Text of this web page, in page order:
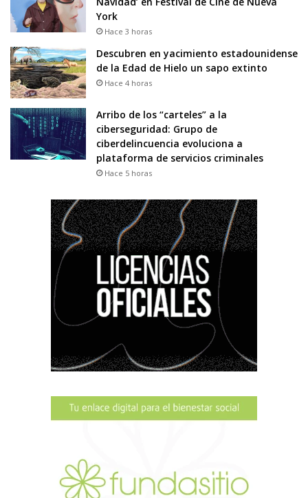
York
Hace 3 horas
Descubren en yacimiento estadounidense
de la Edad de Hielo un sapo extinto
Hace 4 horas
Arribo de los “carteles” a la
ciberseguridad: Grupo de
ciberdelincuencia evoluciona a
plataforma de servicios criminales
Hace 5 horas